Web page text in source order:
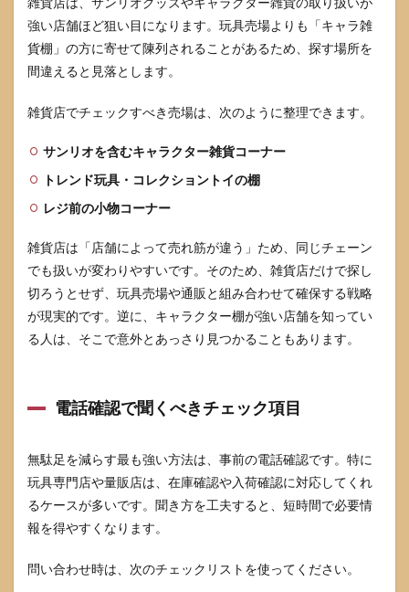
強い店舗ほど狙い目になります。玩具売場よりも「キャラ雑
貨棚」の方に寄せて陳列されることがあるため、探す場所を
間違えると見落とします。
雑貨店でチェックすべき売場は、次のように整理できます。
サンリオを含むキャラクター雑貨コーナー
トレンド玩具・コレクショントイの棚
レジ前の小物コーナー
雑貨店は「店舗によって売れ筋が違う」ため、同じチェーン
でも扱いが変わりやすいです。そのため、雑貨店だけで探し
切ろうとせず、玩具売場や通販と組み合わせて確保する戦略
が現実的です。逆に、キャラクター棚が強い店舗を知ってい
る人は、そこで意外とあっさり見つかることもあります。
電話確認で聞くべきチェック項目
無駄足を減らす最も強い方法は、事前の電話確認です。特に
玩具専門店や量販店は、在庫確認や入荷確認に対応してくれ
るケースが多いです。聞き方を工夫すると、短時間で必要情
報を得やすくなります。
問い合わせ時は、次のチェックリストを使ってください。